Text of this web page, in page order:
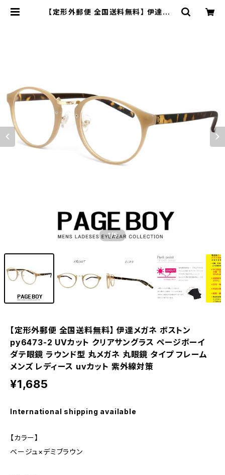
【定形外郵便 全国送料無料】 伊達メガ
1/5
【定形外郵便 全国送料無料】 伊達メガネ ボストン
py6473-2 UVカット クリアサングラス ページボーイ
ダテ眼鏡 ラウンド型 丸メガネ 丸眼鏡 タイプ フレーム
メンズ レディース uvカット 紫外線対策
¥1,685
International shipping available
【カラー】
ベージュ×デミブラウン